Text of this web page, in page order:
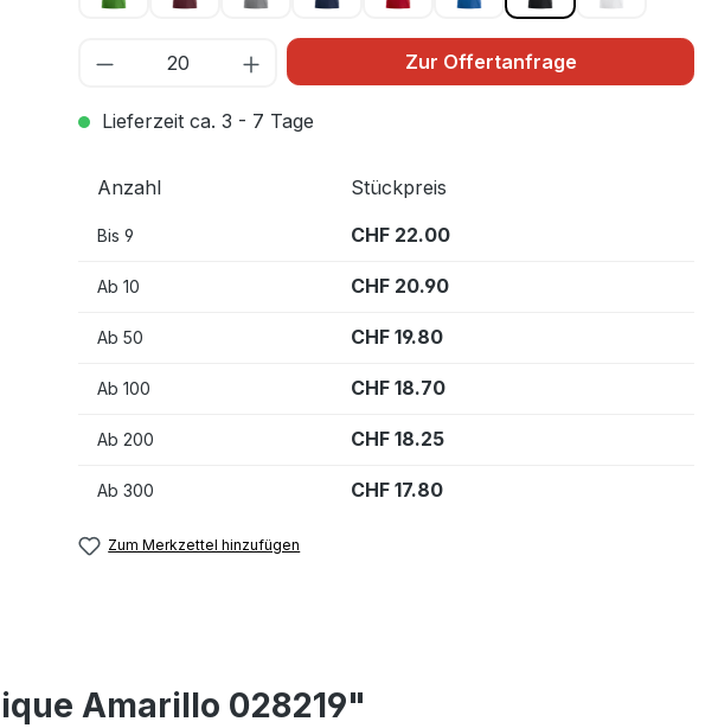
Zur Offertanfrage
Lieferzeit ca. 3 - 7 Tage
Anzahl Stückpreis
Bis 9 CHF 22.00
Ab 10 CHF 20.90
Ab 50 CHF 19.80
Ab 100 CHF 18.70
Ab 200 CHF 18.25
Ab 300 CHF 17.80
Zum Merkzettel hinzufügen
Amarillo 028219"